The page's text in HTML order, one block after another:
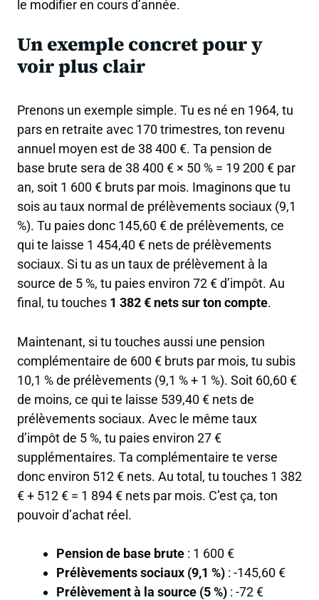
le modifier en cours d’année.
Un exemple concret pour y
voir plus clair
Prenons un exemple simple. Tu es né en 1964, tu
pars en retraite avec 170 trimestres, ton revenu
annuel moyen est de 38 400 €. Ta pension de
base brute sera de 38 400 € × 50 % = 19 200 € par
an, soit 1 600 € bruts par mois. Imaginons que tu
sois au taux normal de prélèvements sociaux (9,1
%). Tu paies donc 145,60 € de prélèvements, ce
qui te laisse 1 454,40 € nets de prélèvements
sociaux. Si tu as un taux de prélèvement à la
source de 5 %, tu paies environ 72 € d’impôt. Au
final, tu touches 1 382 € nets sur ton compte.
Maintenant, si tu touches aussi une pension
complémentaire de 600 € bruts par mois, tu subis
10,1 % de prélèvements (9,1 % + 1 %). Soit 60,60 €
de moins, ce qui te laisse 539,40 € nets de
prélèvements sociaux. Avec le même taux
d’impôt de 5 %, tu paies environ 27 €
supplémentaires. Ta complémentaire te verse
donc environ 512 € nets. Au total, tu touches 1 382
€ + 512 € = 1 894 € nets par mois. C’est ça, ton
pouvoir d’achat réel.
Pension de base brute: 1 600 €
Prélèvements sociaux (9,1 %): -145,60 €
Prélèvement à la source (5 %): -72 €